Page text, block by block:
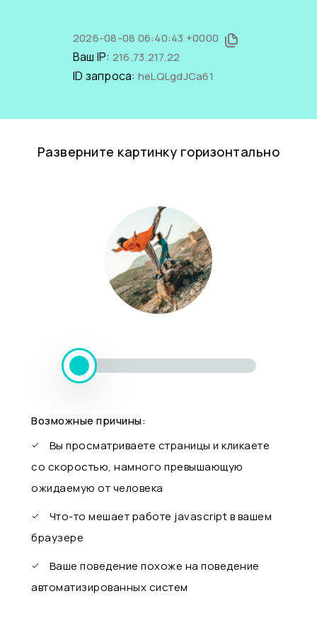
2026-08-08 06:40:43 +0000
Ваш IP: 216.73.217.22
ID запроса: heLQLgdJCa61
Разверните картинку горизонтально
Возможные причины:
Вы просматриваете страницы и кликаете
со скоростью, намного превышающую
ожидаемую от человека
Что-то мешает работе javascript в вашем
браузере
Ваше поведение похоже на поведение
автоматизированных систем